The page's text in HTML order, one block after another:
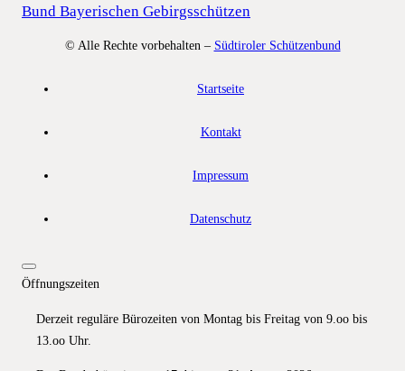
Bund Bayerischen Gebirgsschützen
© Alle Rechte vorbehalten – Südtiroler Schützenbund
Startseite
Kontakt
Impressum
Datenschutz
Öffnungszeiten
Derzeit reguläre Bürozeiten von Montag bis Freitag von 9.oo bis
13.oo Uhr.